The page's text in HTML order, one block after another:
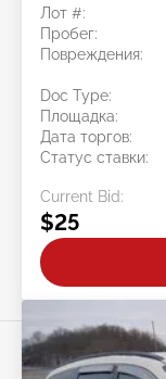
Лот #:
Пробег:
Повреждения:
Doc Type:
Площадка:
Дата торгов:
Статус ставки:
Current Bid:
$25